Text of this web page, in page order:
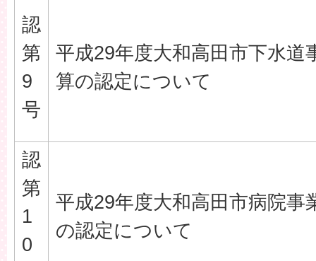
認
第
9
号
平成29年度大和高田市下水道
算の認定について
認
第
1
0
平成29年度大和高田市病院事
の認定について